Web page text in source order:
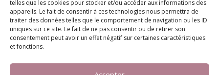
telles que les cookies pour stocker et/ou accéder aux informations des
appareils. Le fait de consentir à ces technologies nous permettra de
traiter des données telles que le comportement de navigation ou les ID
uniques sur ce site. Le fait de ne pas consentir ou de retirer son
consentement peut avoir un effet négatif sur certaines caractéristiques
et fonctions.